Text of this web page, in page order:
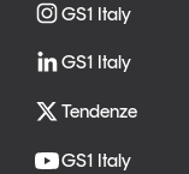
GS1 Italy
GS1 Italy
Tendenze
GS1 Italy